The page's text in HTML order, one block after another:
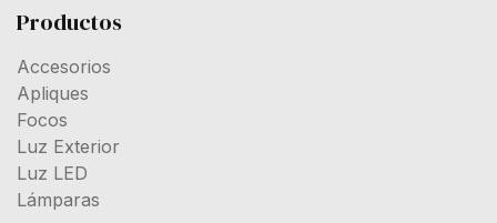
Productos
Accesorios
Apliques
Focos
Luz Exterior
Luz LED
Lámparas